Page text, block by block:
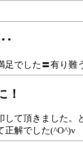
･
足でした〓有り難
！
して頂きました。
正解でした(^O^)v